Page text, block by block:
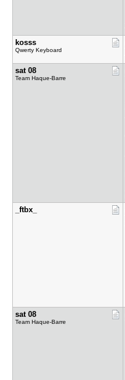
kosss
Qwerty Keyboard
sat 08
Team Haque-Barre
_ftbx_
sat 08
Team Haque-Barre